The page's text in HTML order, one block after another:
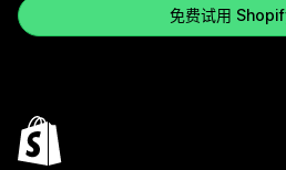
免费试用